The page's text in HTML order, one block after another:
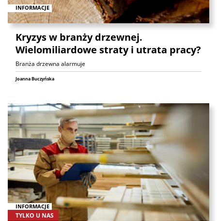
INFORMACJE
Kryzys w branży drzewnej.
Wielomiliardowe straty i utrata pracy?
Branża drzewna alarmuje
Joanna Buczyńska
INFORMACJE
TYLKO U NAS